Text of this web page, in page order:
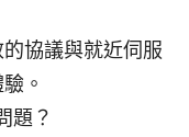
協議與就近伺服
。
題？